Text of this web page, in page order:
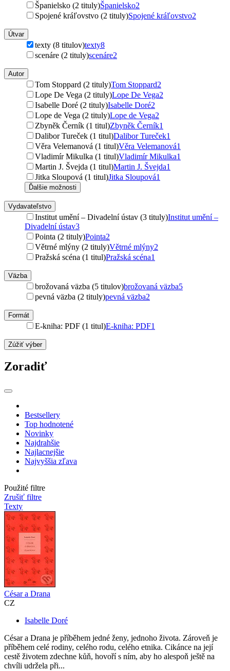
Španielsko (2 tituly)Španielsko2
Spojené kráľovstvo (2 tituly)Spojené kráľovstvo2
Útvar
texty (8 titulov)texty8
scenáre (2 tituly)scenáre2
Autor
Tom Stoppard (2 tituly)Tom Stoppard2
Lope De Vega (2 tituly)Lope De Vega2
Isabelle Doré (2 tituly)Isabelle Doré2
Lope de Vega (2 tituly)Lope de Vega2
Zbyněk Černík (1 titul)Zbyněk Černík1
Dalibor Tureček (1 titul)Dalibor Tureček1
Věra Velemanová (1 titul)Věra Velemanová1
Vladimír Mikulka (1 titul)Vladimír Mikulka1
Martin J. Švejda (1 titul)Martin J. Švejda1
Jitka Sloupová (1 titul)Jitka Sloupová1
Ďalšie možnosti
Vydavateľstvo
Institut umění – Divadelní ústav (3 tituly)Institut umění –
Divadelní ústav3
Pointa (2 tituly)Pointa2
Větrné mlýny (2 tituly)Větrné mlýny2
Pražská scéna (1 titul)Pražská scéna1
Väzba
brožovaná väzba (5 titulov)brožovaná väzba5
pevná väzba (2 tituly)pevná väzba2
Formát
E-kniha: PDF (1 titul)E-kniha: PDF1
Zúžiť výber
Zoradiť
Bestsellery
Top hodnotené
Novinky
Najdrahšie
Najlacnejšie
Najvyššia zľava
Použité filtre
Zrušiť filtre
Texty
César a Drana
CZ
Isabelle Doré
César a Drana je příběhem jedné ženy, jednoho života. Zároveň je
příběhem celé rodiny, celého rodu, celého etnika. Cikánce na její
cestě životem zdechne kůň, hovoří s ním, aby ho alespoň ještě na
chvíli udržela při...